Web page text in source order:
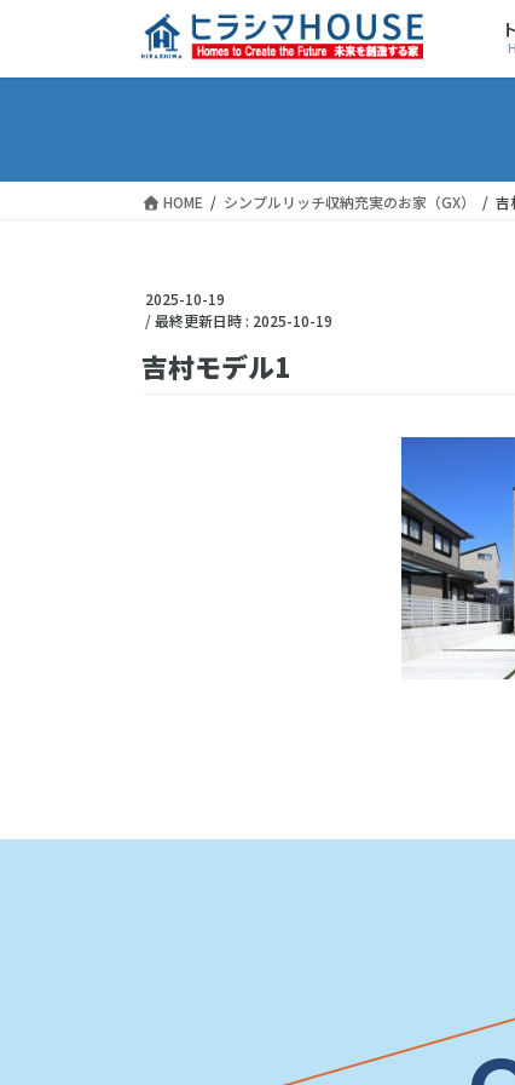
HOME シンプルリッチ収納充実のお家（GX） 吉
2025-10-19
/ 最終更新日時 : 2025-10-19
吉村モデル1